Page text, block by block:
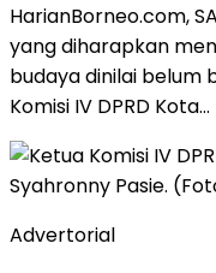
HarianBorneo.com,
yang diharapkan
budaya dinilai belum
Komisi IV DPRD Kota…
Advertorial